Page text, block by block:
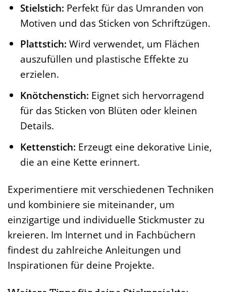
Stielstich: Perfekt für das Umranden von
Motiven und das Sticken von Schriftzügen.
Plattstich: Wird verwendet, um Flächen
auszufüllen und plastische Effekte zu
erzielen.
Knötchenstich: Eignet sich hervorragend
für das Sticken von Blüten oder kleinen
Details.
Kettenstich: Erzeugt eine dekorative Linie,
die an eine Kette erinnert.
Experimentiere mit verschiedenen Techniken
und kombiniere sie miteinander, um
einzigartige und individuelle Stickmuster zu
kreieren. Im Internet und in Fachbüchern
findest du zahlreiche Anleitungen und
Inspirationen für deine Projekte.